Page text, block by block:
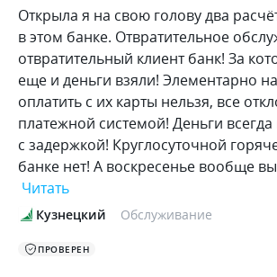
Открыла я на свою голову два
в этом банке. Отвратительное
отвратительный клиент банк! За
еще и деньги взяли! Элементарно
оплатить с их карты нельзя, все
платежной системой! Деньги
с задержкой! Круглосуточной
банке нет! А воскресенье вообще
Читать
Кузнецкий Обслуживание
ПРОВЕРЕН